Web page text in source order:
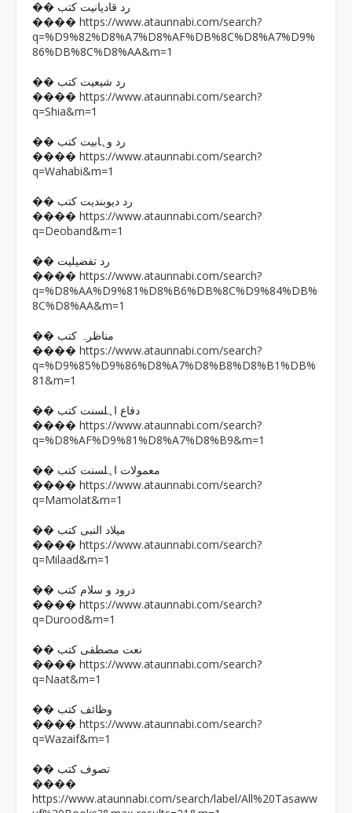
�� رد قادیانیت کتب
���� https://www.ataunnabi.com/search?
q=%D9%82%D8%A7%D8%AF%DB%8C%D8%A7%D9%
86%DB%8C%D8%AA&m=1
�� رد شیعیت کتب
���� https://www.ataunnabi.com/search?
q=Shia&m=1
�� رد وہابیت کتب
���� https://www.ataunnabi.com/search?
q=Wahabi&m=1
�� رد دیوبندیت کتب
���� https://www.ataunnabi.com/search?
q=Deoband&m=1
�� رد تفضیلیت
���� https://www.ataunnabi.com/search?
q=%D8%AA%D9%81%D8%B6%DB%8C%D9%84%DB%
8C%D8%AA&m=1
�� مناظرہ کتب
���� https://www.ataunnabi.com/search?
q=%D9%85%D9%86%D8%A7%D8%B8%D8%B1%DB%
81&m=1
�� دفاع اہلسنت کتب
���� https://www.ataunnabi.com/search?
q=%D8%AF%D9%81%D8%A7%D8%B9&m=1
�� معمولات اہلسنت کتب
���� https://www.ataunnabi.com/search?
q=Mamolat&m=1
�� میلاد النبی کتب
���� https://www.ataunnabi.com/search?
q=Milaad&m=1
�� درود و سلام کتب
���� https://www.ataunnabi.com/search?
q=Durood&m=1
�� نعت مصطفی کتب
���� https://www.ataunnabi.com/search?
q=Naat&m=1
�� وظائف کتب
���� https://www.ataunnabi.com/search?
q=Wazaif&m=1
�� تصوف کتب
����
https://www.ataunnabi.com/search/label/All%20Tasaww